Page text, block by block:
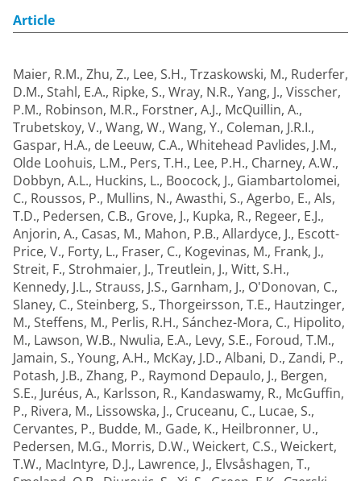
Article
Maier, R.M., Zhu, Z., Lee, S.H., Trzaskowski, M., Ruderfer,
D.M., Stahl, E.A., Ripke, S., Wray, N.R., Yang, J., Visscher,
P.M., Robinson, M.R., Forstner, A.J., McQuillin, A.,
Trubetskoy, V., Wang, W., Wang, Y., Coleman, J.R.I.,
Gaspar, H.A., de Leeuw, C.A., Whitehead Pavlides, J.M.,
Olde Loohuis, L.M., Pers, T.H., Lee, P.H., Charney, A.W.,
Dobbyn, A.L., Huckins, L., Boocock, J., Giambartolomei,
C., Roussos, P., Mullins, N., Awasthi, S., Agerbo, E., Als,
T.D., Pedersen, C.B., Grove, J., Kupka, R., Regeer, E.J.,
Anjorin, A., Casas, M., Mahon, P.B., Allardyce, J., Escott-
Price, V., Forty, L., Fraser, C., Kogevinas, M., Frank, J.,
Streit, F., Strohmaier, J., Treutlein, J., Witt, S.H.,
Kennedy, J.L., Strauss, J.S., Garnham, J., O'Donovan, C.,
Slaney, C., Steinberg, S., Thorgeirsson, T.E., Hautzinger,
M., Steffens, M., Perlis, R.H., Sánchez-Mora, C., Hipolito,
M., Lawson, W.B., Nwulia, E.A., Levy, S.E., Foroud, T.M.,
Jamain, S., Young, A.H., McKay, J.D., Albani, D., Zandi, P.,
Potash, J.B., Zhang, P., Raymond Depaulo, J., Bergen,
S.E., Juréus, A., Karlsson, R., Kandaswamy, R., McGuffin,
P., Rivera, M., Lissowska, J., Cruceanu, C., Lucae, S.,
Cervantes, P., Budde, M., Gade, K., Heilbronner, U.,
Pedersen, M.G., Morris, D.W., Weickert, C.S., Weickert,
T.W., MacIntyre, D.J., Lawrence, J., Elvsåshagen, T.,